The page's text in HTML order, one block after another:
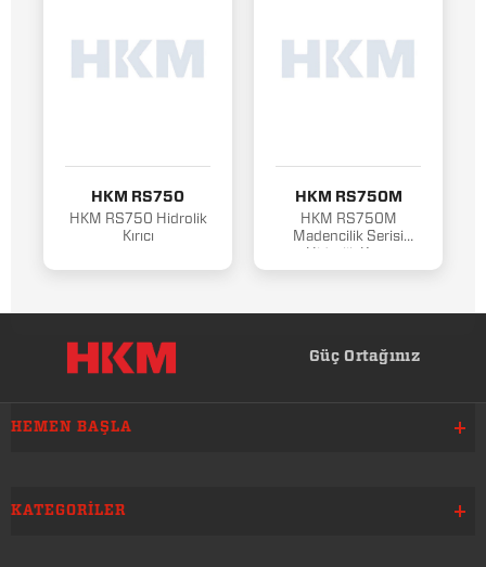
HKM RS750
HKM RS750 Hidrolik
Kırıcı
HKM RS750M
HKM RS750M
Madencilik Serisi
Güç Ortağınız
HEMEN BAŞLA
KATEGORILER